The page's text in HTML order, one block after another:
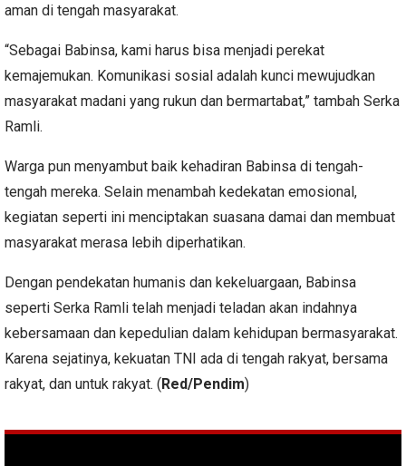
aman di tengah masyarakat.
“Sebagai Babinsa, kami harus bisa menjadi perekat
kemajemukan. Komunikasi sosial adalah kunci mewujudkan
masyarakat madani yang rukun dan bermartabat,” tambah Serka
Ramli.
Warga pun menyambut baik kehadiran Babinsa di tengah-
tengah mereka. Selain menambah kedekatan emosional,
kegiatan seperti ini menciptakan suasana damai dan membuat
masyarakat merasa lebih diperhatikan.
Dengan pendekatan humanis dan kekeluargaan, Babinsa
seperti Serka Ramli telah menjadi teladan akan indahnya
kebersamaan dan kepedulian dalam kehidupan bermasyarakat.
Karena sejatinya, kekuatan TNI ada di tengah rakyat, bersama
rakyat, dan untuk rakyat. ( Red/Pendim)